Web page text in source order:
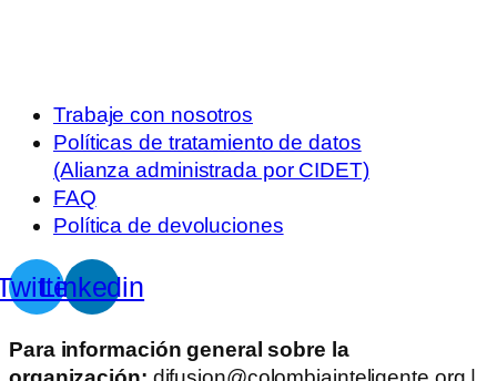
Trabaje con nosotros
Políticas de tratamiento de datos
(Alianza administrada por CIDET)
FAQ
Política de devoluciones
Linkedin
Para información general sobre la